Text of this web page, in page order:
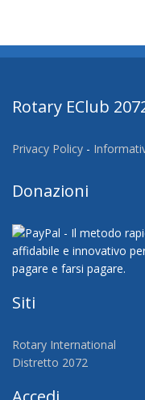
Rotary EClub
Privacy Policy -
Donazioni
Siti
Rotary International
Distretto 2072